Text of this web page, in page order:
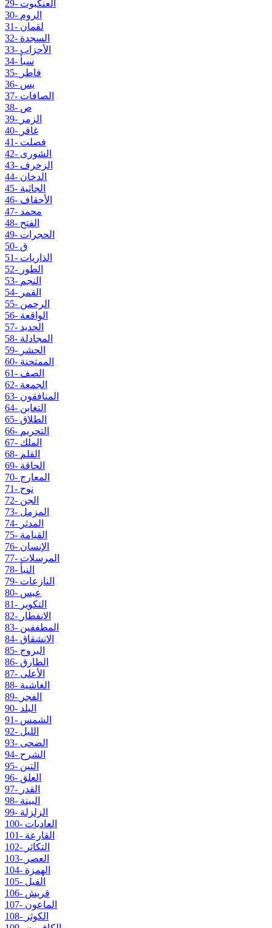
29- العنكبوت
30- الروم
31- لقمان
32- السجدة
33- الأحزاب
34- سبأ
35- فاطر
36- يس
37- الصافات
38- ص
39- الزمر
40- غافر
41- فصلت
42- الشورى
43- الزخرف
44- الدخان
45- الجاثية
46- الأحقاف
47- محمد
48- الفتح
49- الحجرات
50- ق
51- الذاريات
52- الطور
53- النجم
54- القمر
55- الرحمن
56- الواقعة
57- الحديد
58- المجادلة
59- الحشر
60- الممتحنة
61- الصف
62- الجمعة
63- المنافقون
64- التغابن
65- الطلاق
66- التحريم
67- الملك
68- القلم
69- الحاقة
70- المعارج
71- نوح
72- الجن
73- المزمل
74- المدثر
75- القيامة
76- الإنسان
77- المرسلات
78- النبأ
79- النازعات
80- عبس
81- التكوير
82- الانفطار
83- المطففين
84- الانشقاق
85- البروج
86- الطارق
87- الأعلى
88- الغاشية
89- الفجر
90- البلد
91- الشمس
92- الليل
93- الضحى
94- الشرح
95- التين
96- العلق
97- القدر
98- البينة
99- الزلزلة
100- العاديات
101- القارعة
102- التكاثر
103- العصر
104- الهمزة
105- الفيل
106- قريش
107- الماعون
108- الكوثر